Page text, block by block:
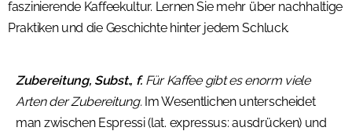
faszinierende Kaffeekultur. Lernen Sie mehr über nachhaltige
Praktiken und die Geschichte hinter jedem Schluck.
Zubereitung, Subst., f.Für Kaffee gibt es enorm viele
Arten der Zubereitung. Im Wesentlichen unterscheidet
man zwischen Espressi (lat. expressus: ausdrücken) und